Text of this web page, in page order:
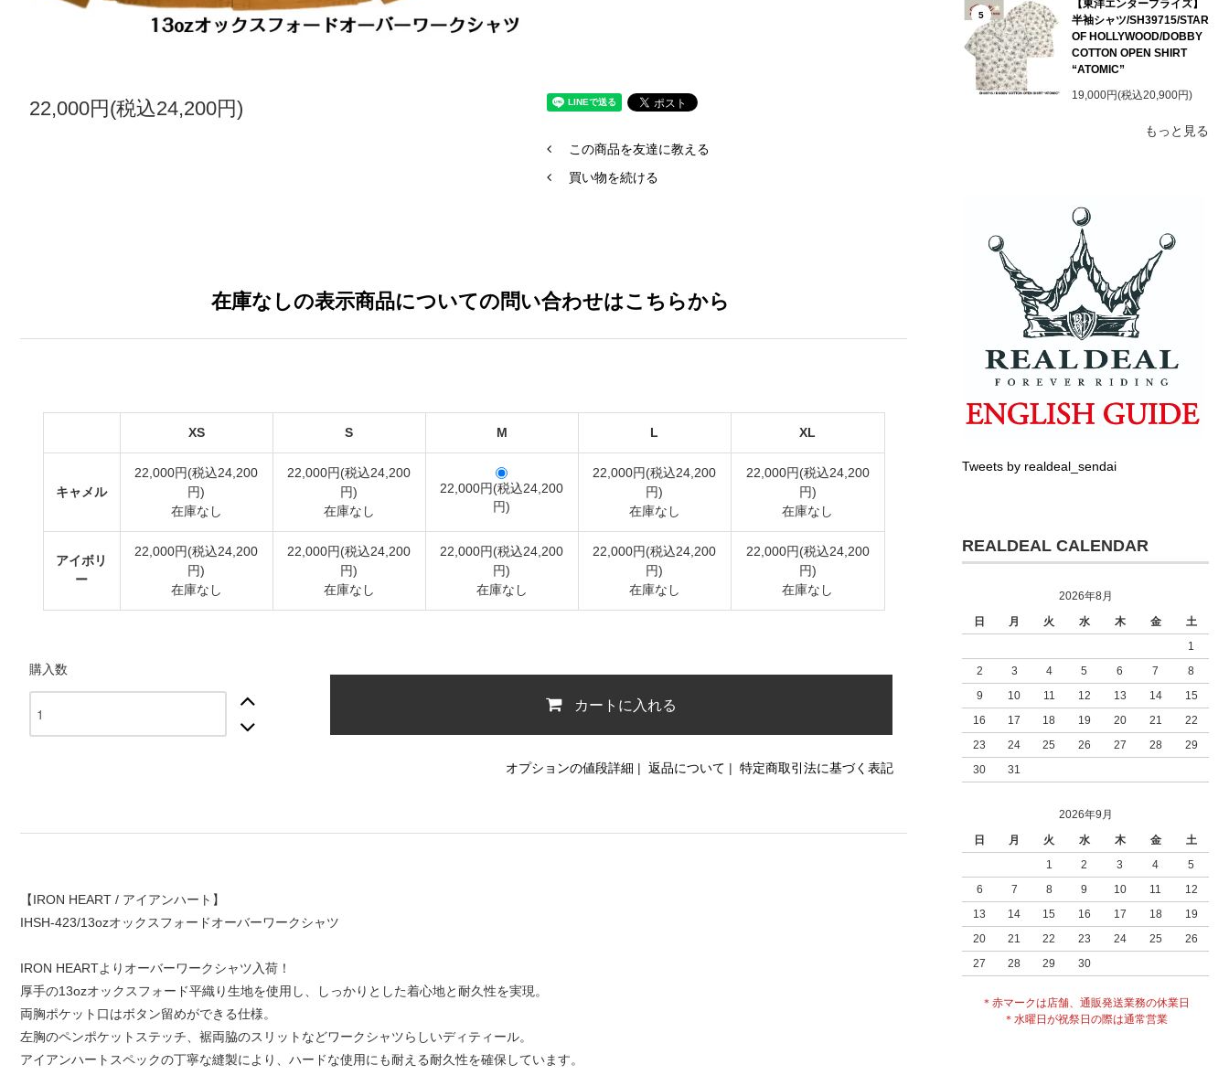
5
【東洋エンタープライズ】
半袖シャツ/SH39715/STAR
OF HOLLYWOOD/DOBBY
COTTON OPEN SHIRT
“ATOMIC”
19,000円(税込20,900円)
もっと見る
Tweets by realdeal_sendai
REALDEAL CALENDAR
2026年8月
日
月 火 水 木 金
土
1
2
3 4 5 6 7
8
9
10 11 12 13 14
15
16
17 18 19 20 21
22
23
24 25 26 27 28
29
30
31
2026年9月
日
月 火 水 木 金
土
1
2 3 4
5
6
7 8 9 10 11
12
13
14 15 16 17 18
19
20
21 22 23 24 25
26
27
28 29 30
＊赤マークは店舗、通販発送業務の休業日
＊水曜日が祝祭日の際は通常営業
22,000円(税込24,200円)
この商品を友達に教える
買い物を続ける
在庫なしの表示商品についての問い合わせはこちらから
XS S M L XL
キャメル
22,000円(税込24,200
円)
在庫なし
22,000円(税込24,200
円)
在庫なし
22,000円(税込24,200
円)
22,000円(税込24,200
円)
在庫なし
22,000円(税込24,200
円)
在庫なし
アイボリ
ー
22,000円(税込24,200
円)
在庫なし
22,000円(税込24,200
円)
在庫なし
22,000円(税込24,200
円)
在庫なし
22,000円(税込24,200
円)
在庫なし
22,000円(税込24,200
円)
在庫なし
購入数
カートに入れる
オプションの値段詳細 | 返品について | 特定商取引法に基づく表記
【IRON HEART / アイアンハート】
IHSH-423/13ozオックスフォードオーバーワークシャツ
IRON HEARTよりオーバーワークシャツ入荷！
厚手の13ozオックスフォード平織り生地を使用し、しっかりとした着心地と耐久性を実現。
両胸ポケット口はボタン留めができる仕様。
左胸のペンポケットステッチ、裾両脇のスリットなどワークシャツらしいディティール。
アイアンハートスペックの丁寧な縫製により、ハードな使用にも耐える耐久性を確保しています。